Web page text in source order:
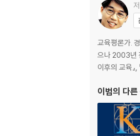
저
교육평론가.
으나 2003년
이후의 교육
이범의 다른